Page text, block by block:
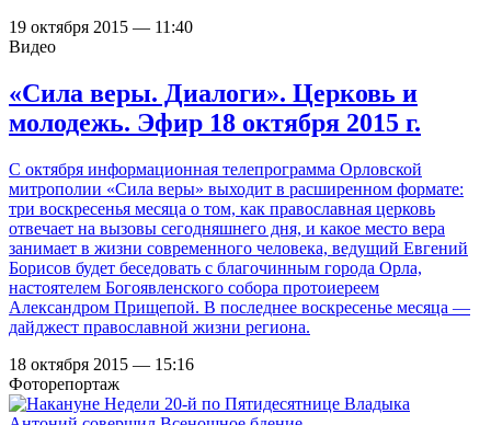
19 октября 2015 — 11:40
Видео
«Сила веры. Диалоги». Церковь и
молодежь. Эфир 18 октября 2015 г.
С октября информационная телепрограмма Орловской
митрополии «Сила веры» выходит в расширенном формате:
три воскресенья месяца о том, как православная церковь
отвечает на вызовы сегодняшнего дня, и какое место вера
занимает в жизни современного человека, ведущий Евгений
Борисов будет беседовать с благочинным города Орла,
настоятелем Богоявленского собора протоиереем
Александром Прищепой. В последнее воскресенье месяца —
дайджест православной жизни региона.
18 октября 2015 — 15:16
Фоторепортаж